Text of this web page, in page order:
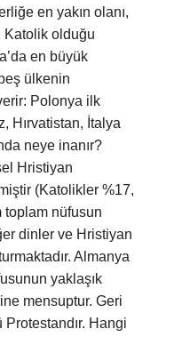
en yakın olanı,
Katolik olduğu
en büyük
ülkenin
Polonya ilk
Hırvatistan, İtalya
neye inanır?
Hristiyan
(Katolikler %17,
toplam nüfusun
dinler ve Hristiyan
Almanya
yaklaşık
mensuptur. Geri
Protestandır. Hangi